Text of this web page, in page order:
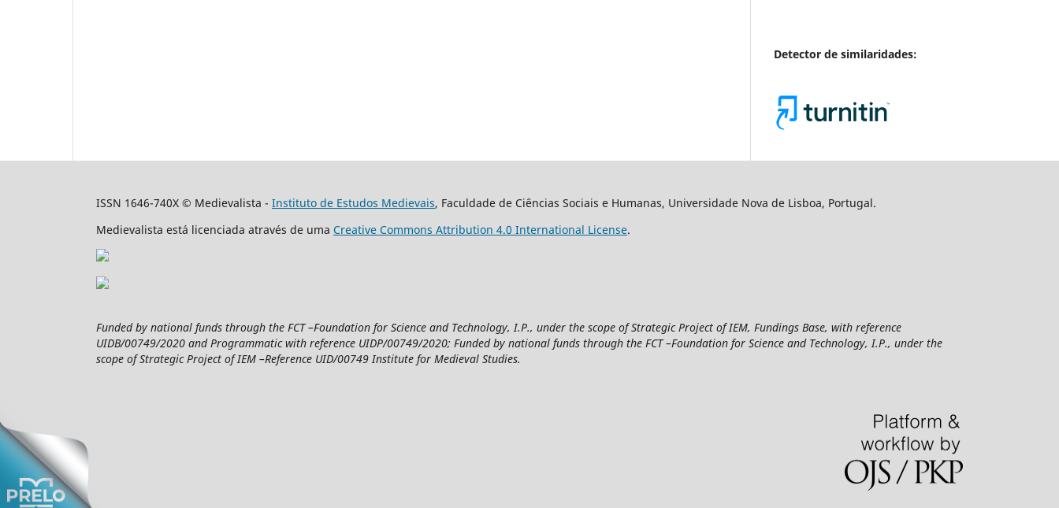
Detector de similaridades:
ISSN 1646-740X © Medievalista - Instituto de Estudos Medievais, Faculdade de Ciências Sociais e Humanas, Universidade Nova de Lisboa, Portugal.
Medievalista está licenciada através de uma Creative Commons Attribution 4.0 International License.
Funded by national funds through the FCT –Foundation for Science and Technology, I.P., under the scope of Strategic Project of IEM, Fundings Base, with reference
UIDB/00749/2020 and Programmatic with reference UIDP/00749/2020; Funded by national funds through the FCT –Foundation for Science and Technology, I.P., under the
scope of Strategic Project of IEM –Reference UID/00749 Institute for Medieval Studies.